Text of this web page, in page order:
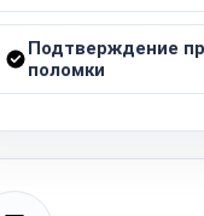
Подтверждение
поломки